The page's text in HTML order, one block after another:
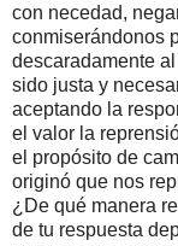
con necedad,
conmiserándonos
descaradamente
sido justa y
aceptando la
el valor la
el propósito de
originó que nos
¿De qué manera
de tu respuesta